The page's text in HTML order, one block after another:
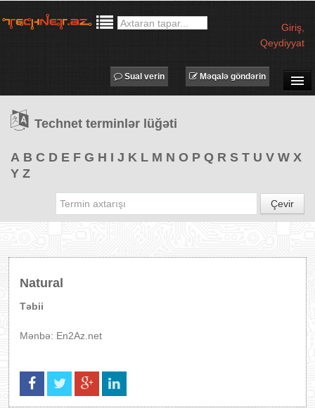
Giriş
Qeydiyyat
TƏDBİRLƏR
PROQRAMLAR
Məqalə göndərin
Sual verin
Technet terminlər lüğəti
A B C D E F G H I J K L M N O P Q R S T U V W X
Y Z
Çevir
Natural
Təbii
Mənbə: En2Az.net